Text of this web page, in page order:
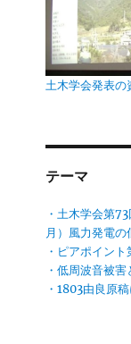
土木学会発表の
テーマ
・土木学会第
月）風力発電
・ピアポイン
・低周波音被
・1803由良原